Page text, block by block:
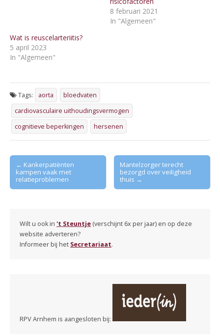
8 februari 2021
In "Algemeen"
Wat is reuscelarteriitis?
5 april 2023
In "Algemeen"
Tags: aorta
bloedvaten
cardiovasculaire uithoudingsvermogen
cognitieve beperkingen
hersenen
Post
navigation
← Kankerpatiënten
kampen vaak met
relatieproblemen
Mantelzorger terecht
bezorgd over veiligheid
thuis →
Wilt u ook in 't Steuntje (verschijnt 6x per jaar) en op deze
website adverteren?
Informeer bij het Secretariaat.
RPV Arnhem is aangesloten bij: